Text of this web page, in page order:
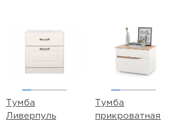
Тумба
Ливерпуль
Тумба
прикроватная